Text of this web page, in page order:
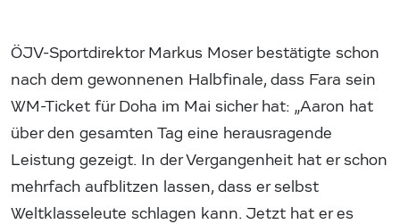
ÖJV-Sportdirektor Markus Moser bestätigte schon
nach dem gewonnenen Halbfinale, dass Fara sein
WM-Ticket für Doha im Mai sicher hat: „Aaron hat
über den gesamten Tag eine herausragende
Leistung gezeigt. In der Vergangenheit hat er schon
mehrfach aufblitzen lassen, dass er selbst
Weltklasseleute schlagen kann. Jetzt hat er es